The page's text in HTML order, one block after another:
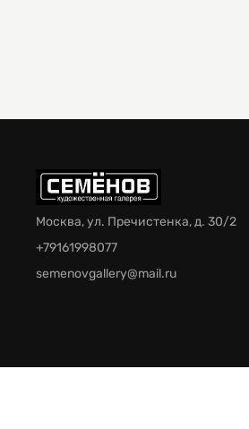
Москва, ул. Пречистенка, д. 30/2
+79161998077
semenovgallery@mail.ru